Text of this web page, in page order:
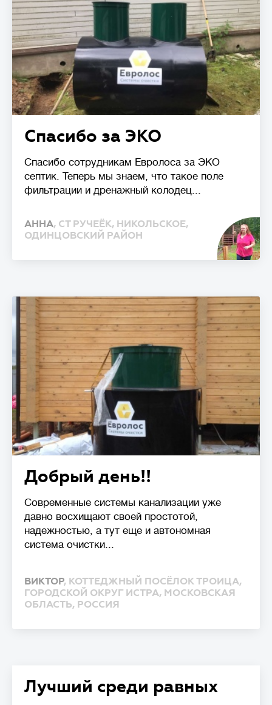
Спасибо за ЭКО
Спасибо сотрудникам Евролоса за ЭКО
септик. Теперь мы знаем, что такое поле
фильтрации и дренажный колодец...
АННА, СТ РУЧЕЁК, НИКОЛЬСКОЕ,
ОДИНЦОВСКИЙ РАЙОН
Добрый день!!
Современные системы канализации уже
давно восхищают своей простотой,
надежностью, а тут еще и автономная
система очистки...
ВИКТОР, КОТТЕДЖНЫЙ ПОСЁЛОК ТРОИЦА,
ГОРОДСКОЙ ОКРУГ ИСТРА, МОСКОВСКАЯ
ОБЛАСТЬ, РОССИЯ
Лучший среди равных